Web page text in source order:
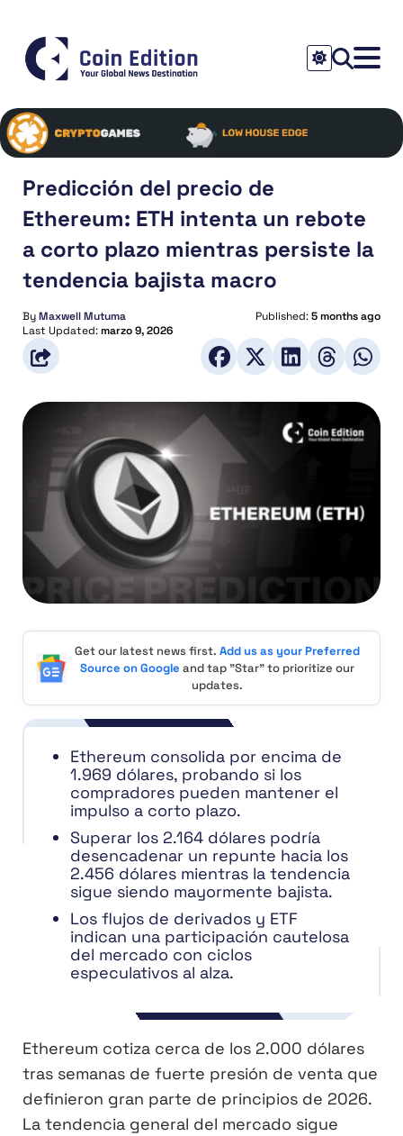
Predicción del precio de
Ethereum: ETH intenta un rebote
a corto plazo mientras persiste la
tendencia bajista macro
ByMaxwell Mutuma Published:5 months ago
Last Updated:marzo 9, 2026
Get our latest news first. Add us as your Preferred
Source on Google and tap "Star" to prioritize our
updates.
Ethereum consolida por encima de
1.969 dólares, probando si los
compradores pueden mantener el
impulso a corto plazo.
Superar los 2.164 dólares podría
desencadenar un repunte hacia los
2.456 dólares mientras la tendencia
sigue siendo mayormente bajista.
Los flujos de derivados y ETF
indican una participación cautelosa
del mercado con ciclos
especulativos al alza.
Ethereum cotiza cerca de los 2.000 dólares
tras semanas de fuerte presión de venta que
definieron gran parte de principios de 2026.
La tendencia general del mercado sigue